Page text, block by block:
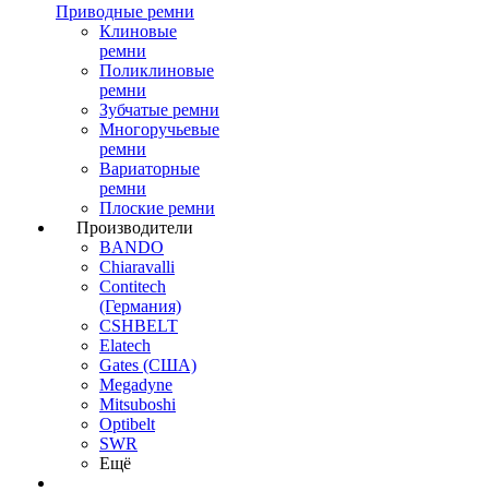
Приводные ремни
Клиновые
ремни
Поликлиновые
ремни
Зубчатые ремни
Многоручьевые
ремни
Вариаторные
ремни
Плоские ремни
Производители
BANDO
Chiaravalli
Contitech
(Германия)
CSHBELT
Elatech
Gates (США)
Megadyne
Mitsuboshi
Optibelt
SWR
Ещё